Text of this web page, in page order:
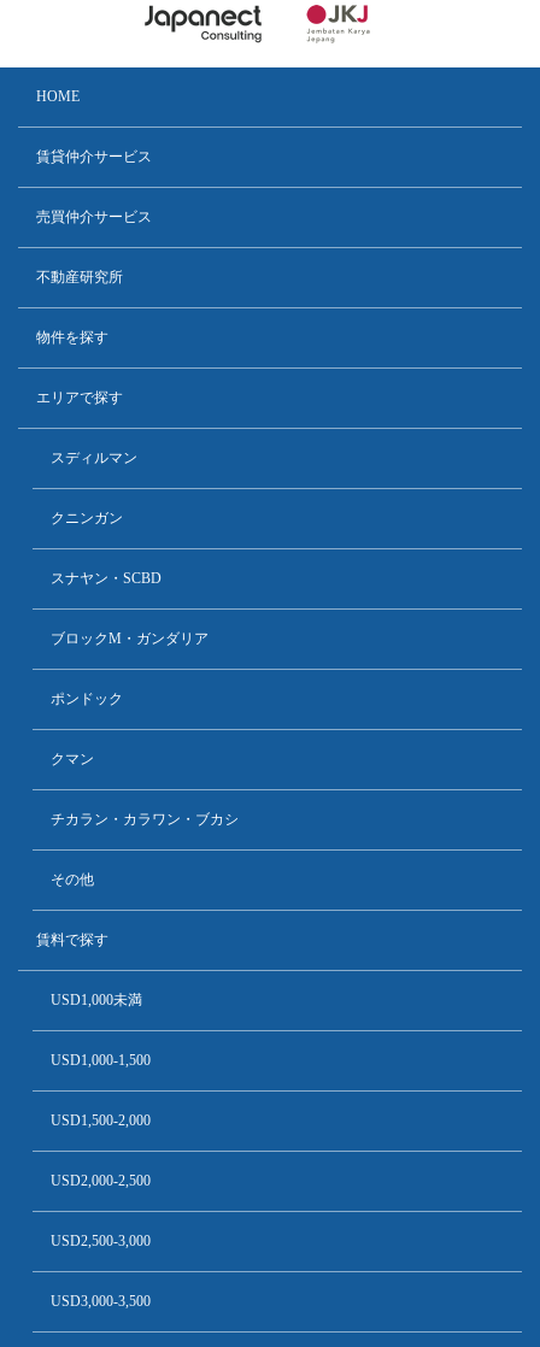
HOME
賃貸仲介サービス
売買仲介サービス
不動産研究所
物件を探す
エリアで探す
スディルマン
クニンガン
スナヤン・SCBD
ブロックM・ガンダリア
ポンドック
クマン
チカラン・カラワン・ブカシ
その他
賃料で探す
USD1,000未満
USD1,000-1,500
USD1,500-2,000
USD2,000-2,500
USD2,500-3,000
USD3,000-3,500